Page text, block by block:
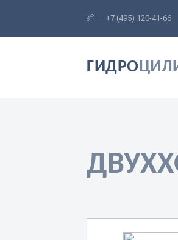
+7 (495) 120-41-66
ГИДРО